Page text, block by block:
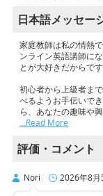
日本語メッセー
家庭教師は私の情熱
ンライン英語講師に
とが大好きだからです
初心者から上級者ま
べるようお手伝いで
ら、あなたの趣味や
…Read More
評価・コメント
Nori 2026年8月